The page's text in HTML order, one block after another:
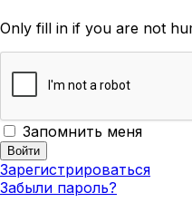
Only fill in if you are not
Запомнить меня
Зарегистрироваться
Забыли пароль?